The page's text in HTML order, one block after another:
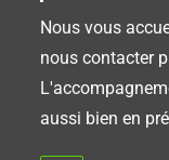
Nous vous
nous contacter
aussi bien en